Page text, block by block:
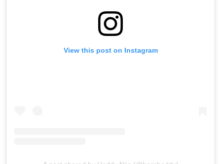
View this post on Instagram